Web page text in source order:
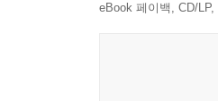
징벌하거나 인간
eBook 페이백, CD/